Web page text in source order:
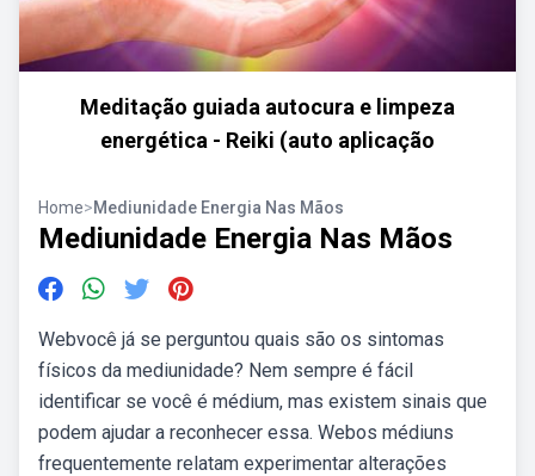
Meditação guiada autocura e limpeza
energética - Reiki (auto aplicação
Home>Mediunidade Energia Nas Mãos
Mediunidade Energia Nas Mãos
Webvocê já se perguntou quais são os sintomas
físicos da mediunidade? Nem sempre é fácil
identificar se você é médium, mas existem sinais que
podem ajudar a reconhecer essa. Webos médiuns
frequentemente relatam experimentar alterações